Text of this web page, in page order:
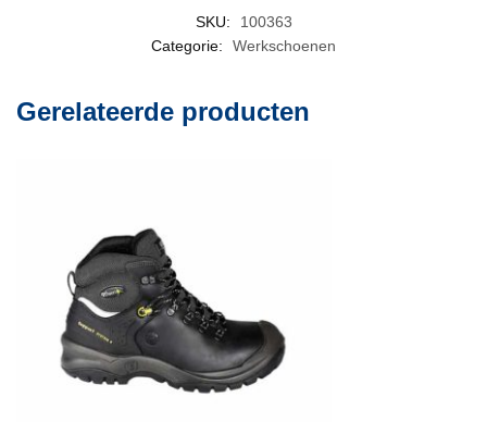
SKU:
100363
Categorie:
Werkschoenen
Gerelateerde producten